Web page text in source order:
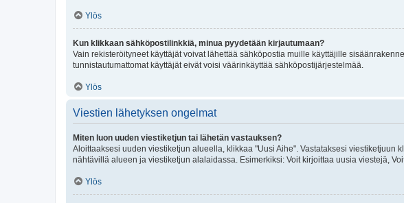
Ylös
Kun klikkaan sähköpostilinkkiä, minua pyydetään kirjautumaan?
Vain rekisteröityneet käyttäjät voivat lähettää sähköpostia muille käyttäjille
tunnistautumattomat käyttäjät eivät voisi väärinkäyttää sähköpostijärjestelmää.
Ylös
Viestien lähetyksen ongelmat
Miten luon uuden viestiketjun tai lähetän vastauksen?
Aloittaaksesi uuden viestiketjun alueella, klikkaa "Uusi Aihe". Vastataksesi
nähtävillä alueen ja viestiketjun alalaidassa. Esimerkiksi: Voit kirjoittaa uusia viestejä,
Ylös